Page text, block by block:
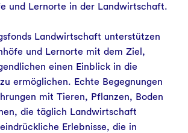
und Lernorte in der Landwirtschaft.
Landwirtschaft unterstützen
und Lernorte mit dem Ziel,
einen Einblick in die
ermöglichen. Echte Begegnungen
mit Tieren, Pflanzen, Boden
die täglich Landwirtschaft
Erlebnisse, die in